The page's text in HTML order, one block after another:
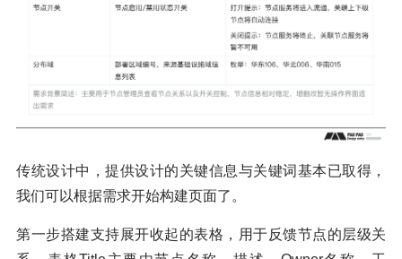
传统设计中，提供设计的关键信息与关键词基本已取得，
我们可以根据需求开始构建页面了。
第一步搭建支持展开收起的表格，用于反馈节点的层级关